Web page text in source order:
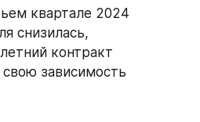
квартале 2024
снизилась,
контракт
зависимость